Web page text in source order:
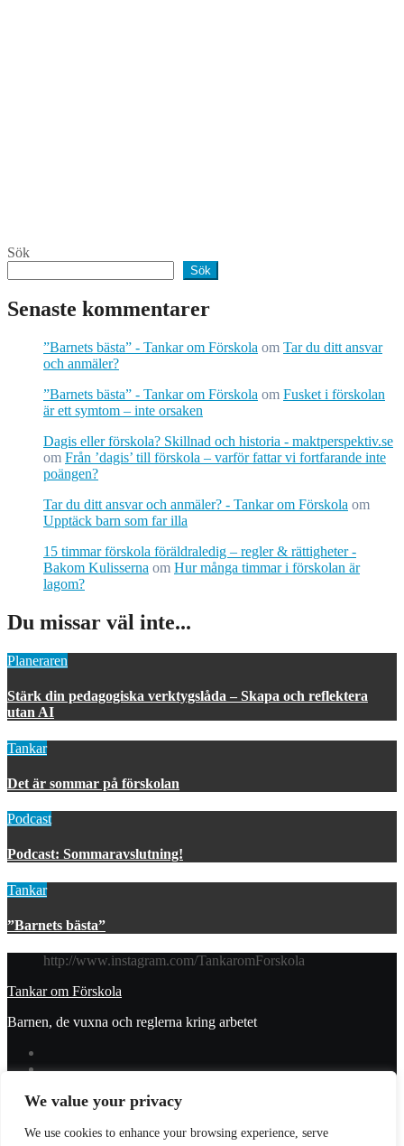
We value your privacy
We use cookies to enhance your browsing experience, serve
Sök
Sök
Senaste kommentarer
”Barnets bästa” - Tankar om Förskola om Tar du ditt ansvar
och anmäler?
”Barnets bästa” - Tankar om Förskola om Fusket i förskolan
är ett symtom – inte orsaken
Dagis eller förskola? Skillnad och historia - maktperspektiv.se
om Från ’dagis’ till förskola – varför fattar vi fortfarande inte
poängen?
Tar du ditt ansvar och anmäler? - Tankar om Förskola om
Upptäck barn som far illa
15 timmar förskola föräldraledig – regler & rättigheter -
Bakom Kulisserna om Hur många timmar i förskolan är
lagom?
Du missar väl inte...
Planeraren
Stärk din pedagogiska verktygslåda – Skapa och reflektera
utan AI
Tankar
Det är sommar på förskolan
Podcast
Podcast: Sommaravslutning!
Tankar
”Barnets bästa”
http://www.instagram.com/TankaromForskola
Tankar om Förskola
Barnen, de vuxna och reglerna kring arbetet